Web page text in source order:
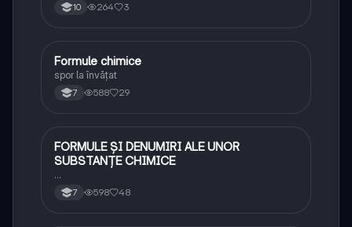
10 264 3
Chimie
Formule chimice
spor la învățat
7 588 29
Chimie
FORMULE ȘI DENUMIRI ALE UNOR
SUBSTANȚE CHIMICE
…
7 598 48